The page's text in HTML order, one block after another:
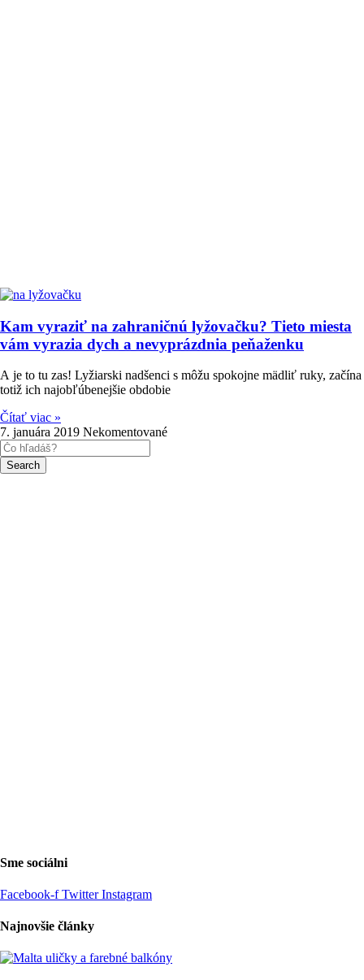
Kam vyraziť na zahraničnú lyžovačku? Tieto miesta
vám vyrazia dych a nevyprázdnia peňaženku
A je to tu zas! Lyžiarski nadšenci s môžu spokojne mädliť ruky, začína
totiž ich najobľúbenejšie obdobie
Čítať viac »
7. januára 2019 Nekomentované
Search
Sme sociálni
Facebook-f Twitter Instagram
Najnovšie články